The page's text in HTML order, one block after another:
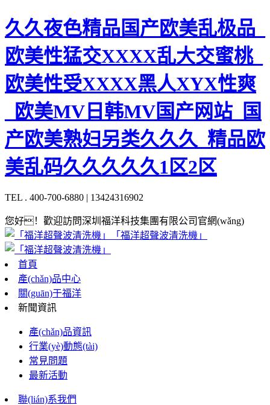
久久夜色精品国产欧美乱极品_
欧美性猛交XXXX乱大交蜜桃_
欧美性受XXXX黑人XYX性爽
_欧美MV日韩MV国产网站_国
产欧美熟妇另类久久久_精品欧
美乱码久久久久久1区2区
TEL . 400-700-6880 | 13424316902
您好！歡迎訪問深圳福洋科技集團有限公司官網(wǎng)
「福洋超聲波清洗機」
首頁
產(chǎn)品中心
關(guān)于福洋
新聞資訊
產(chǎn)品資訊
行業(yè)動態(tài)
常見問題
最新活動
聯(lián)系我們